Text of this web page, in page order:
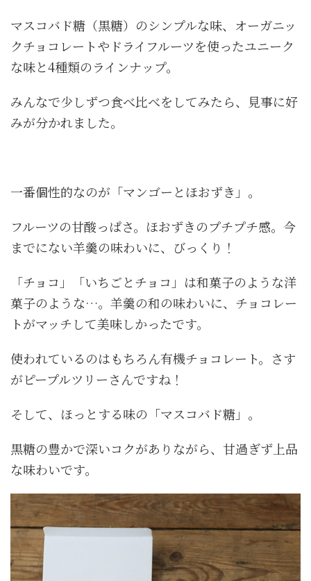
マスコバド糖（黒糖）のシンプルな味、オーガニッ
クチョコレートやドライフルーツを使ったユニーク
な味と4種類のラインナップ。
みんなで少しずつ食べ比べをしてみたら、見事に好
みが分かれました。
一番個性的なのが 「マンゴーとほおずき」 。
フルーツの甘酸っぱさ。ほおずきのプチプチ感。今
までにない羊羹の味わいに、びっくり！
「チョコ」「いちごとチョコ」 は和菓子のような洋
菓子のような…。羊羹の和の味わいに、チョコレー
トがマッチして美味しかったです。
使われているのはもちろん有機チョコレート。さす
がピープルツリーさんですね！
そして、ほっとする味の 「マスコバド糖」 。
黒糖の豊かで深いコクがありながら、甘過ぎず上品
な味わいです。